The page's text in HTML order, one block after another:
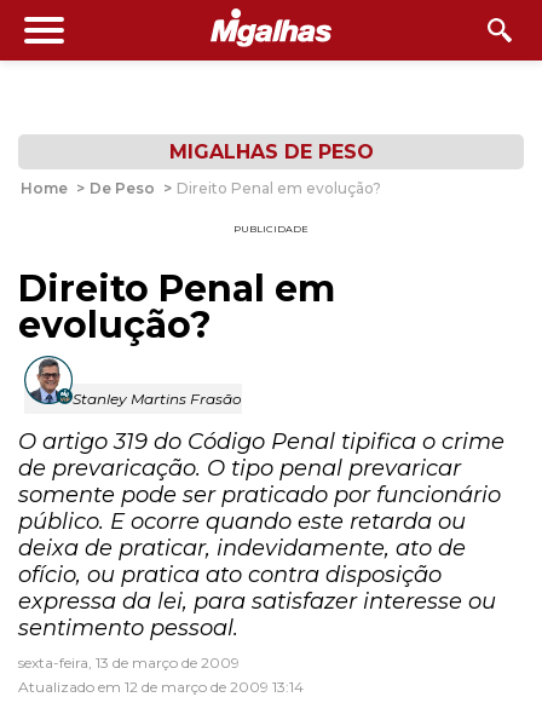
MIGALHAS DE PESO
Home > De Peso > Direito Penal em evolução?
PUBLICIDADE
Direito Penal em
evolução?
Stanley Martins Frasão
O artigo 319 do Código Penal tipifica o crime
de prevaricação. O tipo penal prevaricar
somente pode ser praticado por funcionário
público. E ocorre quando este retarda ou
deixa de praticar, indevidamente, ato de
ofício, ou pratica ato contra disposição
expressa da lei, para satisfazer interesse ou
sentimento pessoal.
sexta-feira, 13 de março de 2009
Atualizado em 12 de março de 2009 13:14